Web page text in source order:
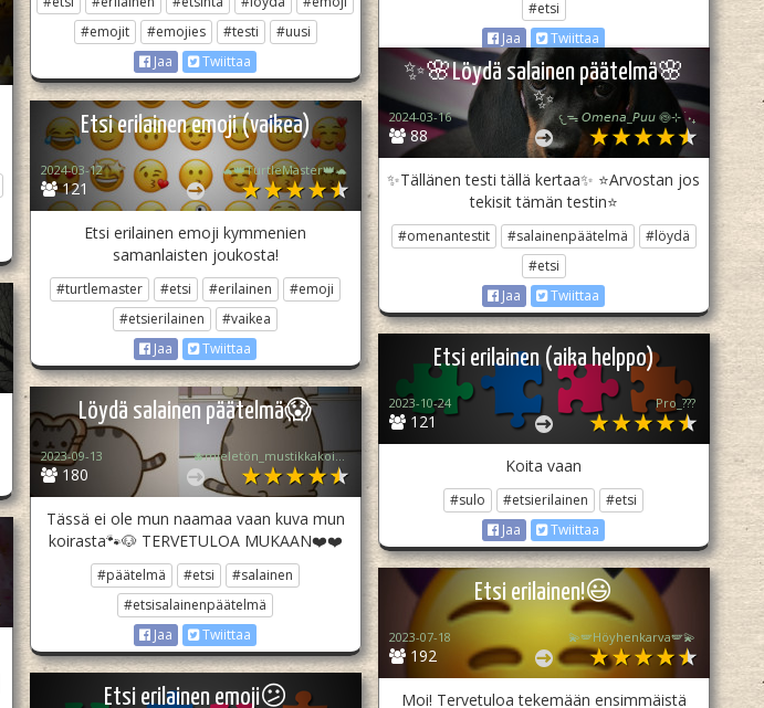
#emojit
#emojies #testi
#uusi
Jaa
Twiittaa
#etsi
Jaa
Twiittaa
✨️🌸Löydä salainen päätelmä🌸
✨️
88
2024-03-16 𐔌ᯓ 𝘖𝘮𝘦𝘯𝘢_𝘗𝘶𝘶 🍥⊹ ࣪ ˖₊
✨️Tällänen testi tällä kertaa✨️ ⭐️Arvostan jos
tekisit tämän testin⭐️
#omenantestit #salainenpäätelmä
#löydä
#etsi
Jaa
Twiittaa
Etsi erilainen emoji (vaikea)
121
2024-03-12 🐢👑TurtleMaster👑🐢
Etsi erilainen emoji kymmenien
samanlaisten joukosta!
#turtlemaster #etsi #erilainen
#emoji
#etsierilainen
#vaikea
Jaa
Twiittaa Etsi erilainen (aika helppo)
121
2023-10-24 Pro_???
Koita vaan
#sulo #etsierilainen
#etsi
Jaa
Twiittaa
Löydä salainen päätelmä😱
180
2023-09-13 🫐mieletön_mustikkakoira🫐 (lopettanut..😔)
Tässä ei ole mun naamaa vaan kuva mun
koirasta🐾🐶 TERVETULOA MUKAAN❤️❤️
#päätelmä #etsi
#salainen
#etsisalainenpäätelmä
Jaa
Twiittaa
Etsi erilainen!😃
192
2023-07-18 💫🪽Höyhenkarva🪽💫
Moi! Tervetuloa tekemään ensimmäistä
Etsi erilainen emoji😕